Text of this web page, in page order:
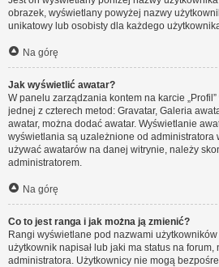
obrazek, wyświetlany powyżej nazwy
unikatowy lub osobisty dla każdego
Na górę
Jak wyświetlić awatar?
W panelu zarządzania kontem na karcie
jednej z czterech metod: Gravatar, Galeria
awatar, można dodać awatar. Wyświetlanie
wyświetlania są uzależnione od administratora
używać awatarów na danej witrynie, należy
administratorem.
Na górę
Co to jest ranga i jak można ją zmienić?
Rangi wyświetlane pod nazwami
użytkownik napisał lub jaki ma status na forum,
administratora. Użytkownicy nie mogą